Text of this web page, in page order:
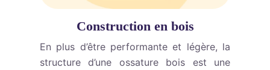
Construction en bois
En plus d’être performante et légère, la
structure d’une ossature bois est une